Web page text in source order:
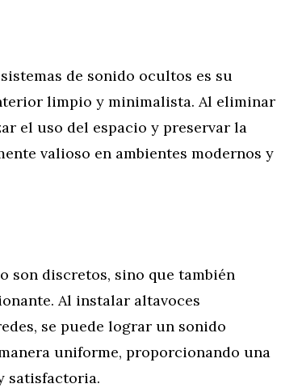
de sonido ocultos es su
limpio y minimalista. Al eliminar
el uso del espacio y preservar la
valioso en ambientes modernos y
son discretos, sino que también
Al instalar altavoces
se puede lograr un sonido
uniforme, proporcionando una
satisfactoria.